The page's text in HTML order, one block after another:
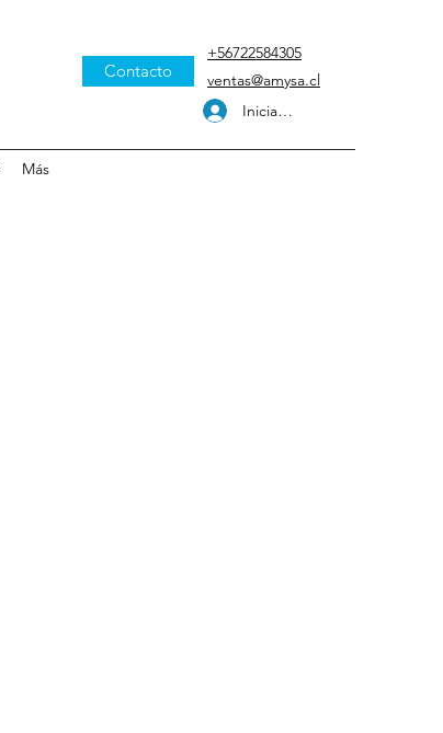
Contacto
Iniciar sesión
+56722584305
ventas@amysa.cl
Más